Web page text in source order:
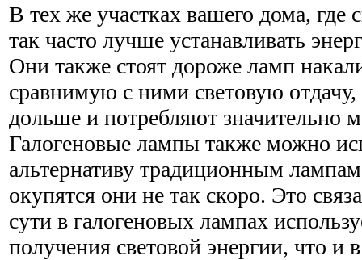
В тех же участках вашего дома, где
так часто лучше устанавливать
Они также стоят дороже ламп
сравнимую с ними световую отдачу,
дольше и потребляют значительно
Галогеновые лампы также можно
альтернативу традиционным
окупятся они не так скоро. Это
сути в галогеновых лампах
получения световой энергии, что и